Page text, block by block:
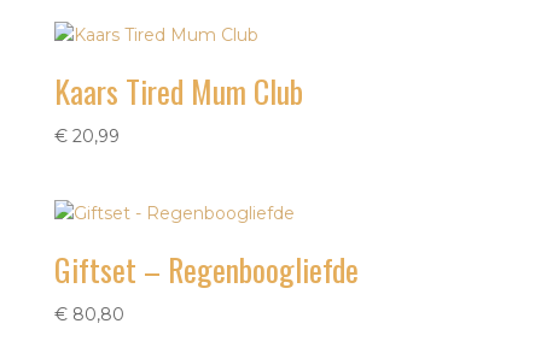
€ 114,95
Kaars Tired Mum Club
€20,99
Giftset – Regenboogliefde
€80,80